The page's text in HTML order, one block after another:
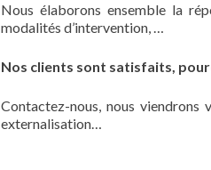
Nous élaborons ensemble la
modalités d’intervention, …
Nos clients sont satisfaits,
Contactez-nous, nous viendrons
externalisation…